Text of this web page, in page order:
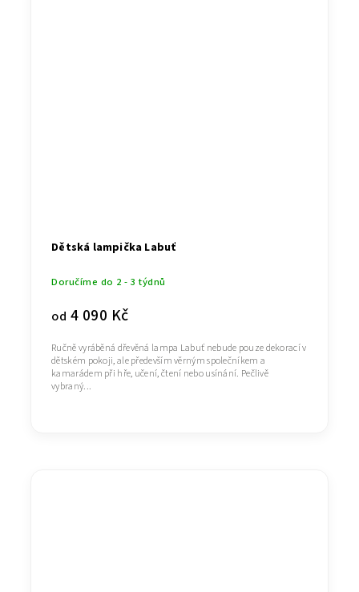
Dětská lampička Labuť
Doručíme do 2 - 3 týdnů
od 4 090 Kč
Ručně vyráběná dřevěná lampa Labuť nebude pouze dekorací v
dětském pokoji, ale především věrným společníkem a
kamarádem při hře, učení, čtení nebo usínání. Pečlivě
vybraný...